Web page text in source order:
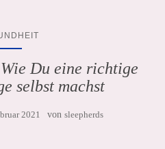
Du eine richtige
selbst machst
2021 von sleepherds